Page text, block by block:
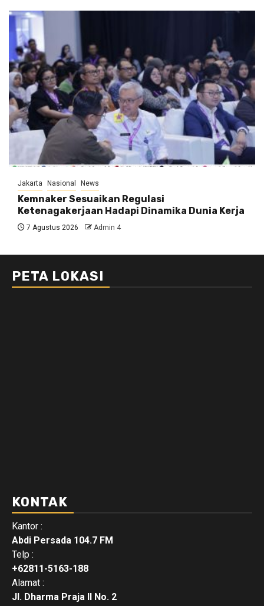
Jakarta Nasional News
Kemnaker Sesuaikan Regulasi
Ketenagakerjaan Hadapi Dinamika Dunia Kerja
7 Agustus 2026 Admin 4
PETA LOKASI
KONTAK
Kantor :
Abdi Persada 104.7 FM
Telp :
+62811-5163-188
Alamat :
Jl. Dharma Praja II No. 2